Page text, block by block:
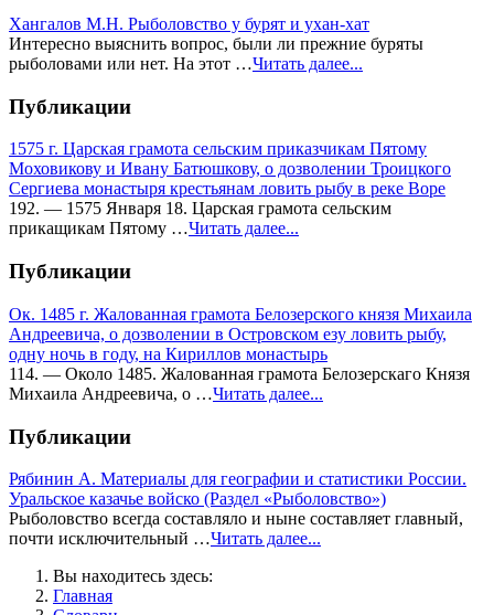
Хангалов М.Н. Рыболовство у бурят и ухан-хат
Интересно выяснить вопрос, были ли прежние буряты
рыболовами или нет. На этот …Читать далее...
Публикации
1575 г. Царская грамота сельским приказчикам Пятому
Моховикову и Ивану Батюшкову, о дозволении Троицкого
Сергиева монастыря крестьянам ловить рыбу в реке Воре
192. — 1575 Января 18. Царская грамота сельским
прикащикам Пятому …Читать далее...
Публикации
Ок. 1485 г. Жалованная грамота Белозерского князя Михаила
Андреевича, о дозволении в Островском езу ловить рыбу,
одну ночь в году, на Кириллов монастырь
114. — Около 1485. Жалованная грамота Белозерскаго Князя
Михаила Андреевича, о …Читать далее...
Публикации
Рябинин А. Материалы для географии и статистики России.
Уральское казачье войско (Раздел «Рыболовство»)
Рыболовство всегда составляло и ныне составляет главный,
почти исключительный …Читать далее...
Вы находитесь здесь:
Главная